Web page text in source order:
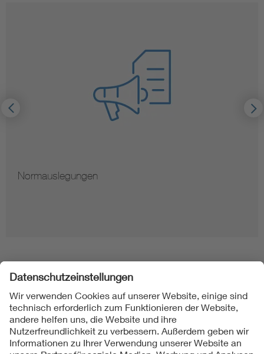
Normauslegungen
Folgen Sie uns